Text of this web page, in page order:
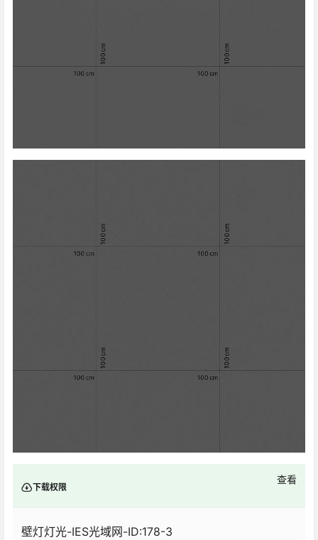
下载权限
查看
壁灯灯光-IES光域网-ID:178-3